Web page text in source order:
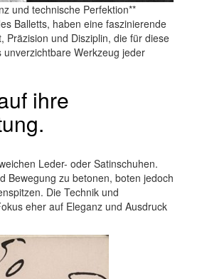
und technische Perfektion**
Balletts, haben eine faszinierende
Präzision und Disziplin, die für diese
Werkzeug jeder
ihre
Leder- oder Satinschuhen.
Bewegung zu betonen, boten jedoch
Die Technik und
eher auf Eleganz und Ausdruck